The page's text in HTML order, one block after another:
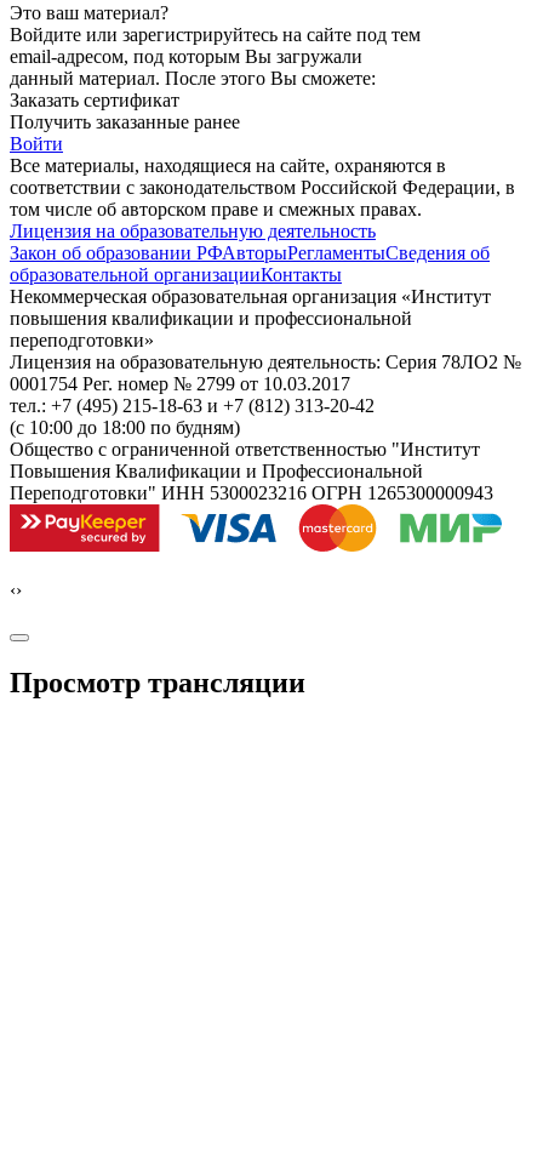
Это ваш материал?
Войдите или зарегистрируйтесь на сайте под тем
email-адресом, под которым Вы загружали
данный материал. После этого Вы сможете:
Заказать сертификат
Получить заказанные ранее
Войти
Все материалы, находящиеся на сайте, охраняются в
соответствии с законодательством Российской Федерации, в
том числе об авторском праве и смежных правах.
Лицензия на образовательную деятельность
Закон об образовании РФАвторыРегламентыСведения об
образовательной организацииКонтакты
Некоммерческая образовательная организация «Институт
повышения квалификации и профессиональной
переподготовки»
Лицензия на образовательную деятельность: Серия 78ЛО2 №
0001754 Рег. номер № 2799 от 10.03.2017
тел.: +7 (495) 215-18-63 и +7 (812) 313-20-42
(с 10:00 до 18:00 по будням)
Общество с ограниченной ответственностью "Институт
Повышения Квалификации и Профессиональной
Переподготовки" ИНН 5300023216 ОГРН 1265300000943
‹›
Просмотр трансляции